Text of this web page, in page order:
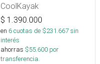
CoolKayak
$ 1.390.000
en 6cuotas de $231.667sin
interés
ahorras $55.600 por
transferencia.